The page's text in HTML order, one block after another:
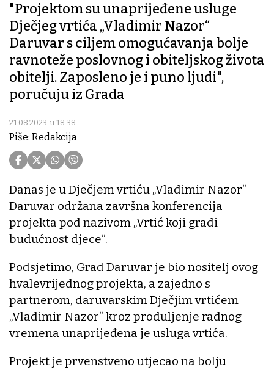
"Projektom su unaprijeđene usluge
Dječjeg vrtića „Vladimir Nazor“
Daruvar s ciljem omogućavanja bolje
ravnoteže poslovnog i obiteljskog života
obitelji. Zaposleno je i puno ljudi",
poručuju iz Grada
21.08.2023. u 18:38
Piše: Redakcija
Danas je u Dječjem vrtiću „Vladimir Nazor“
Daruvar održana završna konferencija
projekta pod nazivom „Vrtić koji gradi
budućnost djece“.
Podsjetimo, Grad Daruvar je bio nositelj ovog
hvalevrijednog projekta, a zajedno s
partnerom, daruvarskim Dječjim vrtićem
„Vladimir Nazor“ kroz produljenje radnog
vremena unaprijeđena je usluga vrtića.
Projekt je prvenstveno utjecao na bolju